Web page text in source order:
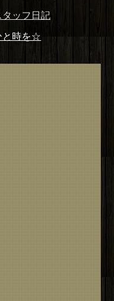
タッフ日記
と時を☆